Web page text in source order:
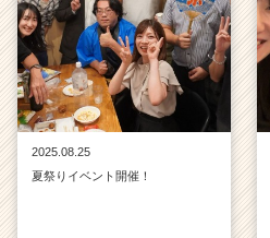
2025.08.25
夏祭りイベント開催！